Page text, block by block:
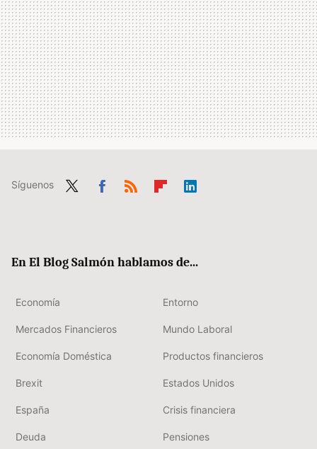
Síguenos
En El Blog Salmón hablamos de...
Economía Entorno
Mercados Financieros Mundo Laboral
Economía Doméstica Productos financieros
Brexit Estados Unidos
España Crisis financiera
Deuda Pensiones